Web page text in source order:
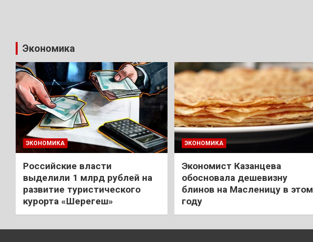
Экономика
ЭКОНОМИКА
Российские власти
выделили 1 млрд рублей на
развитие туристического
курорта «Шерегеш»
ЭКОНОМИКА
Экономист Казанцева
обосновала дешевизну
блинов на Масленицу в этом
году